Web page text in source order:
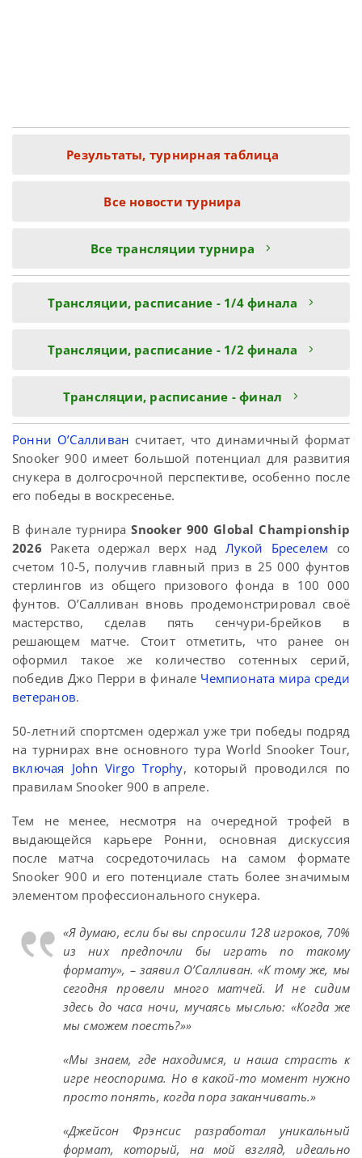
Результаты, турнирная таблица
Все новости турнира
Все трансляции турнира
Трансляции, расписание - 1/4 финала
Трансляции, расписание - 1/2 финала
Трансляции, расписание - финал
Ронни О’Салливан считает, что динамичный формат
Snooker 900 имеет большой потенциал для развития
снукера в долгосрочной перспективе, особенно после
его победы в воскресенье.
В финале турнираSnooker 900 Global Championship
2026 Ракета одержал верх над Лукой Бреселем со
счетом 10-5, получив главный приз в 25 000 фунтов
стерлингов из общего призового фонда в 100 000
фунтов. О’Салливан вновь продемонстрировал своё
мастерство, сделав пять сенчури-брейков в
решающем матче. Стоит отметить, что ранее он
оформил такое же количество сотенных серий,
победив Джо Перри в финале Чемпионата мира среди
ветеранов.
50-летний спортсмен одержал уже три победы подряд
на турнирах вне основного тура World Snooker Tour,
включая John Virgo Trophy, который проводился по
правилам Snooker 900 в апреле.
Тем не менее, несмотря на очередной трофей в
выдающейся карьере Ронни, основная дискуссия
после матча сосредоточилась на самом формате
Snooker 900 и его потенциале стать более значимым
элементом профессионального снукера.
«Я думаю, если бы вы спросили 128 игроков, 70%
из них предпочли бы играть по такому
формату», – заявил О’Салливан. «К тому же, мы
сегодня провели много матчей. И не сидим
здесь до часа ночи, мучаясь мыслью: «Когда же
мы сможем поесть?»»
«Мы знаем, где находимся, и наша страсть к
игре неоспорима. Но в какой-то момент нужно
просто понять, когда пора заканчивать.»
«Джейсон Фрэнсис разработал уникальный
формат, который, на мой взгляд, идеально